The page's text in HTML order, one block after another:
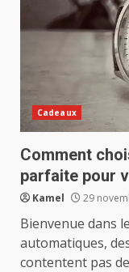
Cadeaux
Comment
parfaite pour
Kamel 29
Bienvenue dans
automatiques,
contentent pas